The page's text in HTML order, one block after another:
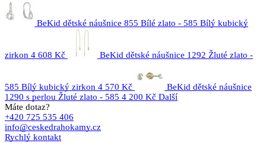
BeKid dětské náušnice 855 Bílé zlato - 585 Bílý kubický
zirkon 4 608 Kč BeKid dětské náušnice 1292 Žluté zlato -
585 Bílý kubický zirkon 4 570 Kč
BeKid dětské náušnice
1290 s perlou Žluté zlato - 585 4 200 Kč Další
Máte dotaz?
+420 725 535 406
info@ceskedrahokamy.cz
Rychlý kontakt